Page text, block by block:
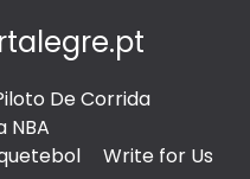
De Corrida
NBA
Write for Us